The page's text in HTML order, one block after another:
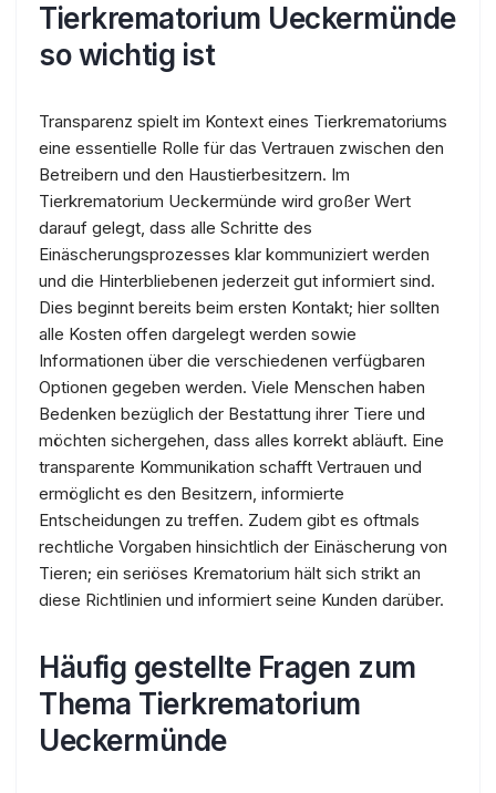
Tierkrematorium Ueckermünde
so wichtig ist
Transparenz spielt im Kontext eines Tierkrematoriums
eine essentielle Rolle für das Vertrauen zwischen den
Betreibern und den Haustierbesitzern. Im
Tierkrematorium Ueckermünde wird großer Wert
darauf gelegt, dass alle Schritte des
Einäscherungsprozesses klar kommuniziert werden
und die Hinterbliebenen jederzeit gut informiert sind.
Dies beginnt bereits beim ersten Kontakt; hier sollten
alle Kosten offen dargelegt werden sowie
Informationen über die verschiedenen verfügbaren
Optionen gegeben werden. Viele Menschen haben
Bedenken bezüglich der Bestattung ihrer Tiere und
möchten sichergehen, dass alles korrekt abläuft. Eine
transparente Kommunikation schafft Vertrauen und
ermöglicht es den Besitzern, informierte
Entscheidungen zu treffen. Zudem gibt es oftmals
rechtliche Vorgaben hinsichtlich der Einäscherung von
Tieren; ein seriöses Krematorium hält sich strikt an
diese Richtlinien und informiert seine Kunden darüber.
Häufig gestellte Fragen zum
Thema Tierkrematorium
Ueckermünde